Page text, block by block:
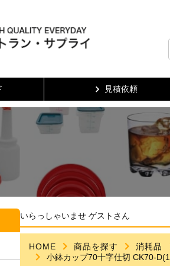
見積依頼
いらっしゃいませ ゲストさん
HOME 商品を探す 消耗品
小鉢カップ70十字仕切 CK70-